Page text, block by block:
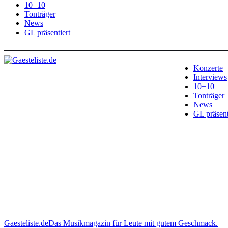
10+10
Tonträger
News
GL präsentiert
Konzerte
Interviews
10+10
Tonträger
News
GL
Gaesteliste.deDas Musikmagazin für Leute mit gutem Geschmack.